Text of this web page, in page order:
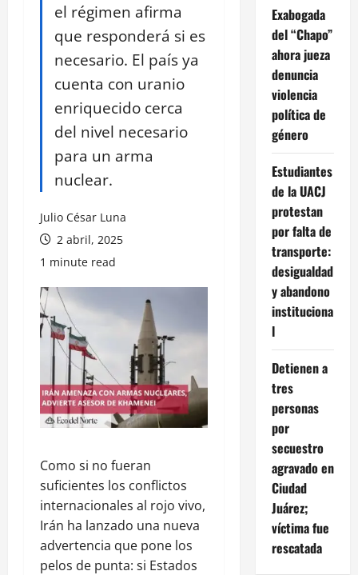
el régimen afirma
que responderá si es
necesario. El país ya
cuenta con uranio
enriquecido cerca
del nivel necesario
para un arma
nuclear.
Julio César Luna
2 abril, 2025
1 minute read
Como si no fueran
suficientes los conflictos
internacionales al rojo vivo,
Irán ha lanzado una nueva
advertencia que pone los
pelos de punta: si Estados
Exabogada
del “Chapo”
ahora jueza
denuncia
violencia
política de
género
Estudiantes
de la UACJ
protestan
por falta de
transporte:
desigualdad
y abandono
instituciona
l
Detienen a
tres
personas
por
secuestro
agravado en
Ciudad
Juárez;
víctima fue
rescatada